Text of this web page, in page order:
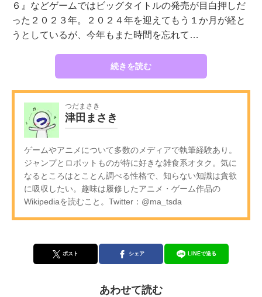
６』などゲームではビッグタイトルの発売が目白押しだ
った２０２３年。２０２４年を迎えてもう１か月が経と
うとしているが、今年もまた時間を忘れて…
続きを読む
つだまさき
津田まさき
ゲームやアニメについて多数のメディアで執筆経験あり。
ジャンプとロボットものが特に好きな雑食系オタク。気に
なるところはとことん調べる性格で、知らない知識は貪欲
に吸収したい。趣味は履修したアニメ・ゲーム作品の
Wikipediaを読むこと。Twitter：@ma_tsda
ポスト シェア LINEで送る
あわせて読む